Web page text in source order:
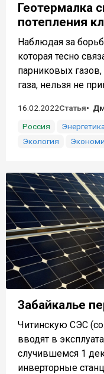
Геотермалка
потепления
Наблюдая за
которая тесно
парниковых
газа, нельзя не
16.02.2022Статья
Россия
Экология
Забайкалье
Читинскую СЭС
вводят в
случившемся 1
инверторные